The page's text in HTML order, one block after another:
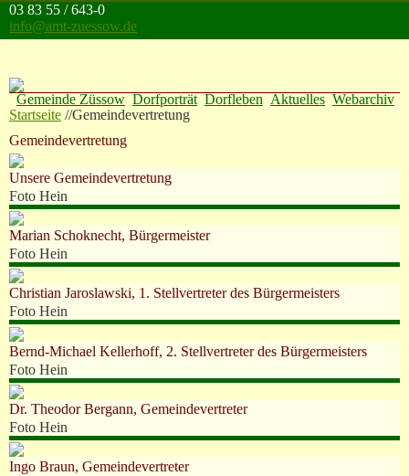
Direkt zum Inhalt
03 83 55 / 643-0
info@amt-zuessow.de
Gemeinde Züssow Dorfporträt Dorfleben Aktuelles Webarchiv
Startseite //Gemeindevertretung
Gemeindevertretung
Unsere Gemeindevertretung
Foto Hein
Marian Schoknecht, Bürgermeister
Foto Hein
Christian Jaroslawski, 1. Stellvertreter des Bürgermeisters
Foto Hein
Bernd-Michael Kellerhoff, 2. Stellvertreter des Bürgermeisters
Foto Hein
Dr. Theodor Bergann, Gemeindevertreter
Foto Hein
Ingo Braun, Gemeindevertreter